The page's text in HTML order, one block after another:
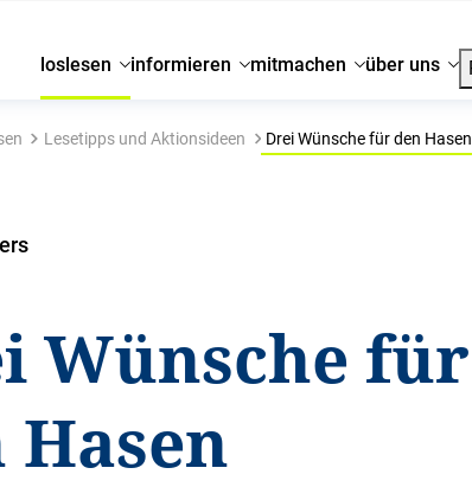
loslesen informieren mitmachen über uns
Lesetipps und Aktionsideen Drei Wünsche für den Hasen
Wünsche für
Hasen